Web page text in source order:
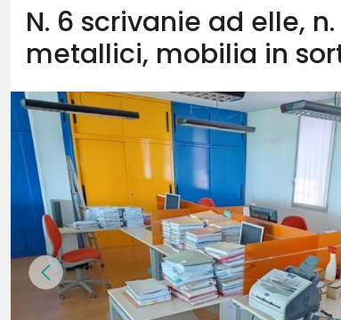
N. 6 scrivanie ad elle,
metallici, mobilia in